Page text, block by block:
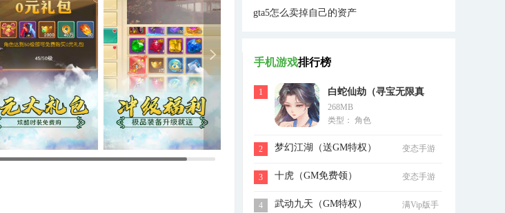
gta5怎么卖掉自己的资产
手机游戏排行榜
1
白蛇仙劫（寻宝无限真
充）
268MB
类型： 角色
2 梦幻江湖（送GM特权） 变态手游
3 十虎（GM免费领） 变态手游
4 武动九天（GM特权）
满Vip版手